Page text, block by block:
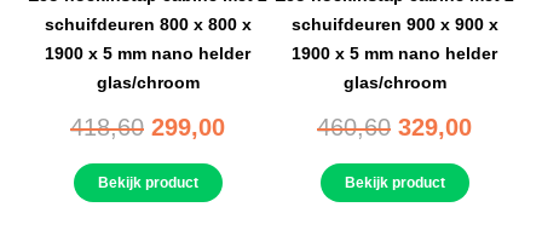
schuifdeuren 800 x 800 x
1900 x 5 mm nano helder
glas/chroom
418,60 299,00
Bekijk product
schuifdeuren 900 x 900 x
1900 x 5 mm nano helder
glas/chroom
460,60 329,00
Bekijk product